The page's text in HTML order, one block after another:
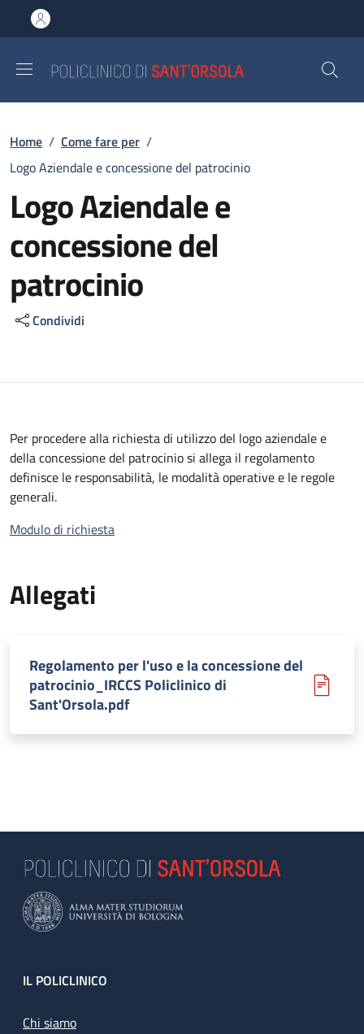
al contenuto principale
to footer content
Briciole di pane
Home / Come fare per /
Logo Aziendale e concessione del patrocinio
Logo Aziendale e
concessione del
patrocinio
Condividi
Per procedere alla richiesta di utilizzo del logo aziendale e
della concessione del patrocinio si allega il regolamento
definisce le responsabilità, le modalità operative e le regole
generali.
Modulo di richiesta
Allegati
Regolamento per l'uso e la concessione del
patrocinio_IRCCS Policlinico di
Sant'Orsola.pdf
Footer
IL POLICLINICO
Chi siamo